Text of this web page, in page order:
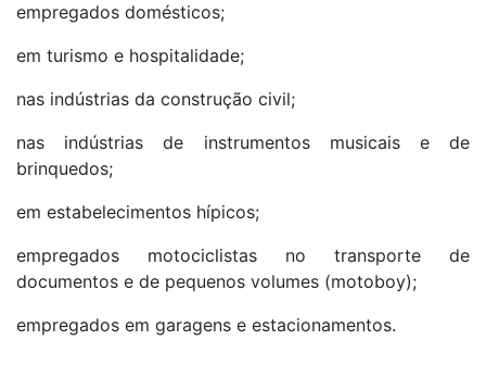
empregados domésticos;
em turismo e hospitalidade;
nas indústrias da construção civil;
nas indústrias de instrumentos musicais e de
brinquedos;
em estabelecimentos hípicos;
empregados motociclistas no transporte de
documentos e de pequenos volumes (motoboy);
empregados em garagens e estacionamentos.